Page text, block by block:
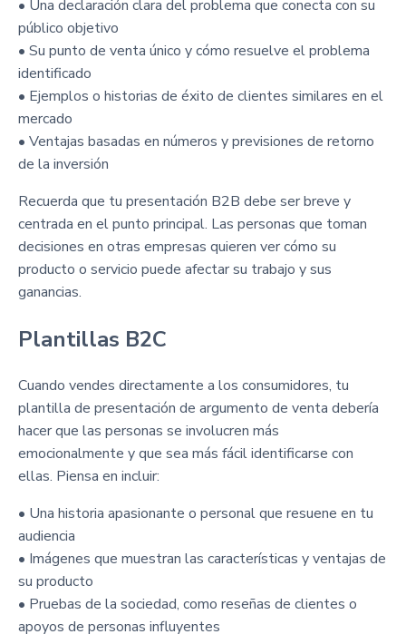
• Una declaración clara del problema que conecta con su
público objetivo
• Su punto de venta único y cómo resuelve el problema
identificado
• Ejemplos o historias de éxito de clientes similares en el
mercado
• Ventajas basadas en números y previsiones de retorno
de la inversión
Recuerda que tu presentación B2B debe ser breve y
centrada en el punto principal. Las personas que toman
decisiones en otras empresas quieren ver cómo su
producto o servicio puede afectar su trabajo y sus
ganancias.
Plantillas B2C
Cuando vendes directamente a los consumidores, tu
plantilla de presentación de argumento de venta debería
hacer que las personas se involucren más
emocionalmente y que sea más fácil identificarse con
ellas. Piensa en incluir:
• Una historia apasionante o personal que resuene en tu
audiencia
• Imágenes que muestran las características y ventajas de
su producto
• Pruebas de la sociedad, como reseñas de clientes o
apoyos de personas influyentes